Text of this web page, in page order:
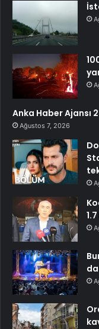
Anka Haber Ajansı
Ağustos 7, 2026